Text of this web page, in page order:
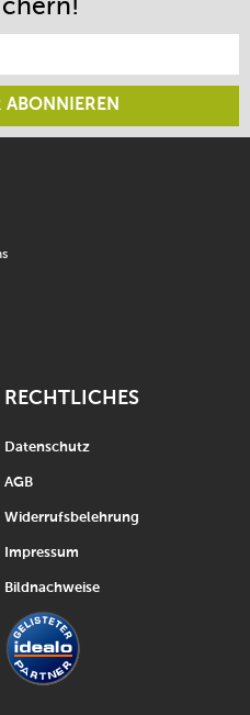
ABONNIEREN
RECHTLICHES
Datenschutz
AGB
Widerrufsbelehrung
Impressum
Bildnachweise